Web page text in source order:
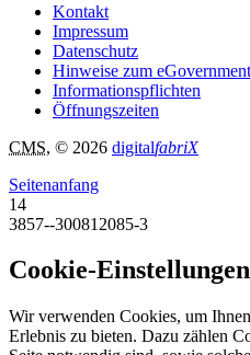
Kontakt
Impressum
Datenschutz
Hinweise zum eGovernment
Informationspflichten
Öffnungszeiten
CMS, © 2026 digitalfabriX
Seitenanfang
14
3857--300812085-3
Cookie-Einstellungen
Wir verwenden Cookies, um
Erlebnis zu bieten. Dazu zählen